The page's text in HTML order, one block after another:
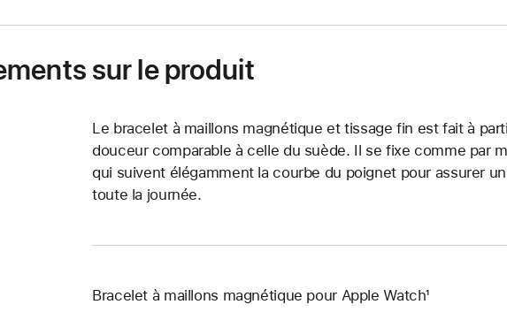
sur le produit
Le bracelet à maillons magnétique et tissage fin est fait à
douceur comparable à celle du suède. Il se fixe comme par
qui suivent élégamment la courbe du poignet pour assurer
toute la journée.
Bracelet à maillons magnétique pour Apple Watch¹